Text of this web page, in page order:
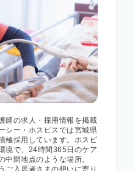
師の求人・採用情報を掲載
シー・ホスピスでは宮城県
極採用しています。ホスピ
境で、24時間365日のケア
間地点のような場所。